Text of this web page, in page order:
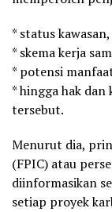
* status kawasan,
* skema kerja
* potensi
* hingga hak dan
tersebut.
Menurut dia,
(FPIC) atau
diinformasikan
setiap proyek